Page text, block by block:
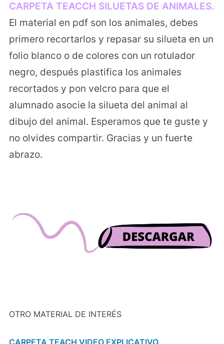
CARPETA TEACCH SILUETAS DE ANIMALES.
El material en pdf son los animales, debes
primero recortarlos y repasar su silueta en un
folio blanco o de colores con un rotulador
negro, después plastifica los animales
recortados y pon velcro para que el
alumnado asocie la silueta del animal al
dibujo del animal. Esperamos que te guste y
no olvides compartir. Gracias y un fuerte
abrazo.
OTRO MATERIAL DE INTERÉS
CARPETA TEACH VIDEO EXPLICATIVO